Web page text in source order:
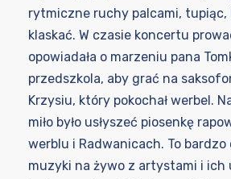
rytmiczne ruchy palcami, tupiąc,
klaskać. W czasie koncertu
opowiadała o marzeniu pana
przedszkola, aby grać na
Krzysiu, który pokochał werbel.
miło było usłyszeć piosenkę
werblu i Radwanicach. To bardzo
muzyki na żywo z artystami i ich